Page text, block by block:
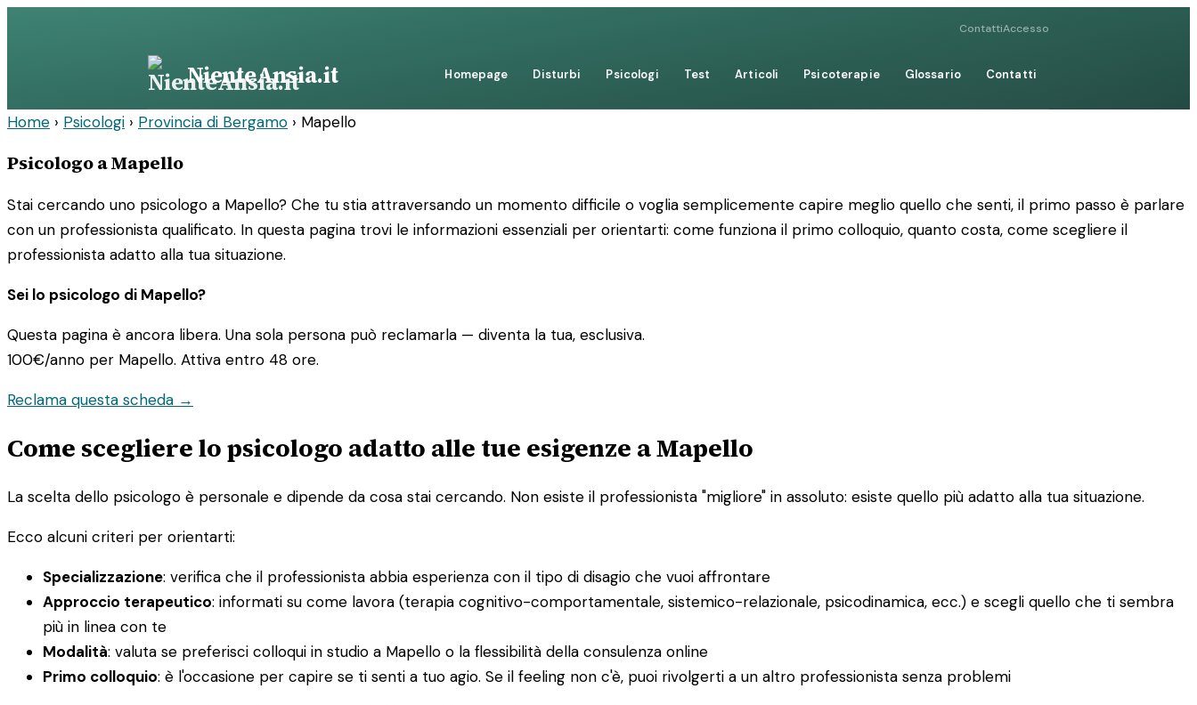
ContattiAccesso
NienteAnsia.it Homepage Disturbi Psicologi Test Articoli Psicoterapie Glossario Contatti
Home › Psicologi › Provincia di Bergamo › Mapello
Psicologo a Mapello
Stai cercando uno psicologo a Mapello? Che tu stia attraversando un momento difficile o voglia semplicemente capire meglio quello che senti, il primo passo è parlare
con un professionista qualificato. In questa pagina trovi le informazioni essenziali per orientarti: come funziona il primo colloquio, quanto costa, come scegliere il
professionista adatto alla tua situazione.
Sei lo psicologo di Mapello?
Questa pagina è ancora libera. Una sola persona può reclamarla — diventa la tua, esclusiva.
100€/anno per Mapello. Attiva entro 48 ore.
Reclama questa scheda →
Come scegliere lo psicologo adatto alle tue esigenze a Mapello
La scelta dello psicologo è personale e dipende da cosa stai cercando. Non esiste il professionista "migliore" in assoluto: esiste quello più adatto alla tua situazione.
Ecco alcuni criteri per orientarti:
Specializzazione: verifica che il professionista abbia esperienza con il tipo di disagio che vuoi affrontare
Approccio terapeutico: informati su come lavora (terapia cognitivo-comportamentale, sistemico-relazionale, psicodinamica, ecc.) e scegli quello che ti sembra
più in linea con te
Modalità: valuta se preferisci colloqui in studio a Mapello o la flessibilità della consulenza online
Primo colloquio: è l'occasione per capire se ti senti a tuo agio. Se il feeling non c'è, puoi rivolgerti a un altro professionista senza problemi